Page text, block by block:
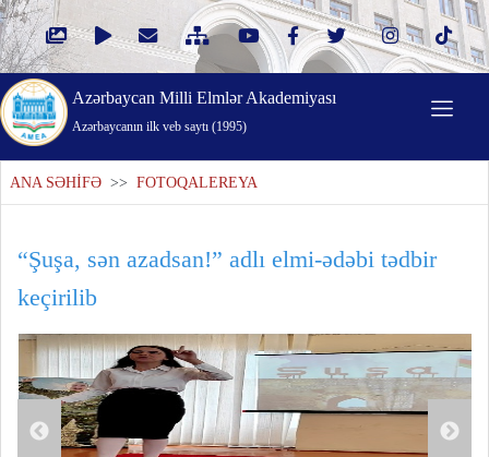
Azərbaycan Milli Elmlər Akademiyası
Azərbaycanın ilk veb saytı (1995)
ANA SƏHİFƏ >> FOTOQALEREYA
“Şuşa, sən azadsan!” adlı elmi-ədəbi tədbir
keçirilib